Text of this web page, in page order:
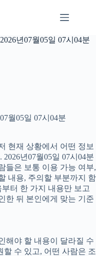
년07월05일 07시04분
월05일 07시04분
현재 상황에서 어떤 정보
년07월05일 07시04분
들은 보통 이용 가능 여부,
내용, 주의할 부분까지 함
터 한 가지 내용만 보고
한 뒤 본인에게 맞는 기준
해야 할 내용이 달라질 수
할 수 있고, 어떤 사람은 조